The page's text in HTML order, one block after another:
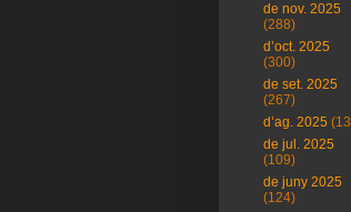
de nov. 2025
(288)
d’oct. 2025
(300)
de set. 2025
(267)
d’ag. 2025
de jul. 2025
(109)
de juny 2025
(124)